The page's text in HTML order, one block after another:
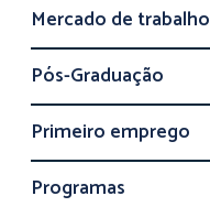
Mercado de trabalho
Pós-Graduação
Primeiro emprego
Programas